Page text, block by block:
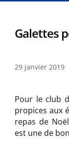
Galettes
29 janvier 2019
Pour le club
propices aux
repas de
est une de